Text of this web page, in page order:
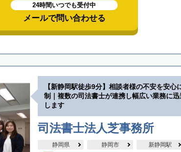
24時間いつでも受付中
メールで問い合わせる
【新静岡駅徒歩9分】相談者様の不安を安心
制｜複数の司法書士が連携し幅広い業務に
します
司法書士法人芝事務所
静岡県 静岡市 新静岡駅